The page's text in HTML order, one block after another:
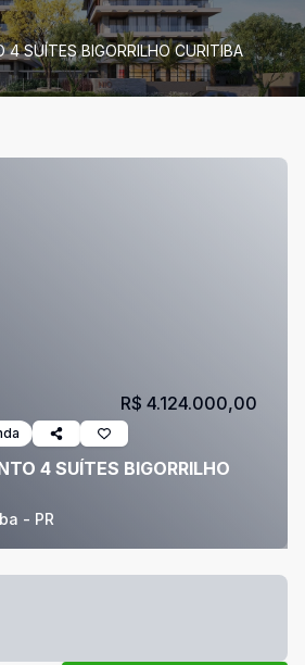
SUÍTES BIGORRILHO CURITIBA
4 SUÍTES BIGORRILHO
- PR
R$ 4.124.000,00